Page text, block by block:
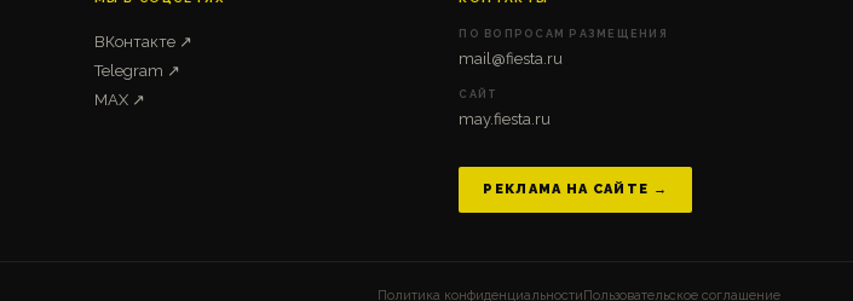
ВКонтакте ↗
Telegram ↗
MAX ↗
ПО ВОПРОСАМ РАЗМЕЩЕНИЯ
mail@fiesta.ru
САЙТ
may.fiesta.ru
РЕКЛАМА НА САЙТЕ →
Политика конфиденциальностиПользовательское соглашение